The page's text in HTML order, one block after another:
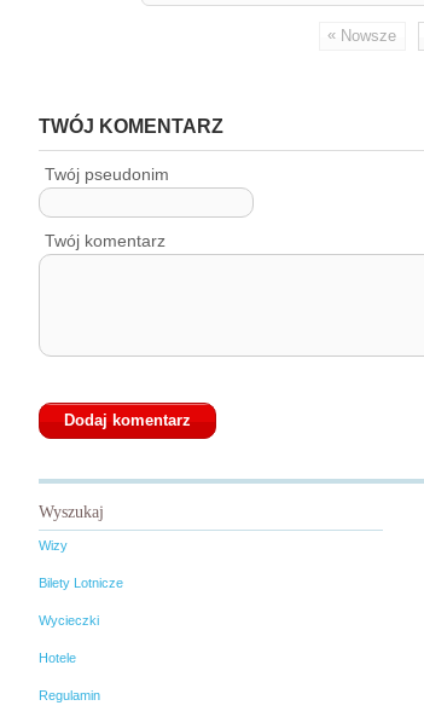
« Nowsze
TWÓJ KOMENTARZ
Twój pseudonim
Twój komentarz
Wyszukaj
Wizy
Bilety Lotnicze
Wycieczki
Hotele
Regulamin